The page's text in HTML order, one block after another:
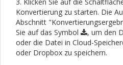
Konvertierung zu starten. Die
Abschnitt
Sie auf das Symbol
, um den
oder die Datei in Cloud-
oder Dropbox zu speichern.